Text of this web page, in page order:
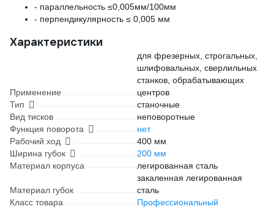
- параллельность ≤0,005мм/100мм
- перпендикулярность ≤ 0,005 мм
Характеристики
Применение
для фрезерных, строгальных,
шлифовальных, сверлильных
станков, обрабатывающих
центров
Тип
станочные
Вид тисков
неповоротные
Функция поворота
нет
Рабочий ход
400 мм
Ширина губок
200 мм
Материал корпуса
легированная сталь
Материал губок
закаленная легированная
сталь
Класс товара
Профессиональный